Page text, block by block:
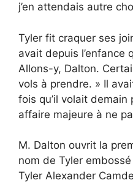
j’en attendais autre
Tyler fit craquer ses
avait depuis l’enfance
Allons-y, Dalton.
vols à prendre. » Il
fois qu’il volait demain
affaire majeure à ne
M. Dalton ouvrit la
nom de Tyler
Tyler Alexander